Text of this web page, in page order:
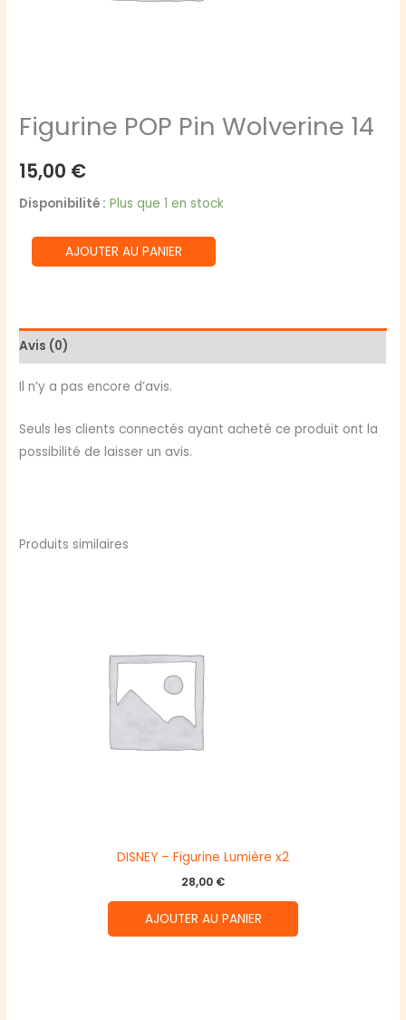
Figurine POP Pin Wolverine 14
15,00 €
Disponibilité : Plus que 1 en stock
quantité
de
Pin
Wolverine
14
AJOUTER AU PANIER
Avis (0)
Il n’y a pas encore d’avis.
Seuls les clients connectés ayant acheté ce produit ont la
possibilité de laisser un avis.
Produits similaires
DISNEY – Figurine Lumière x2
28,00 €
AJOUTER AU PANIER